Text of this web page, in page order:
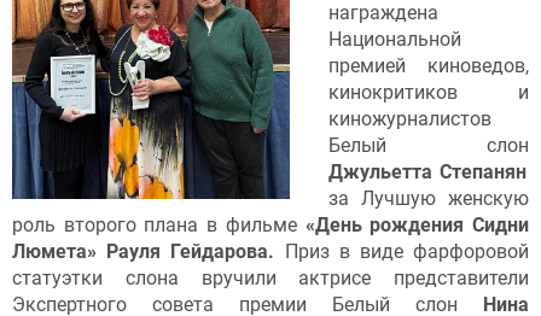
награждена
Национальной
премией киноведов,
кинокритиков и
киножурналистов
Белый слон
Джульетта Степанян
за Лучшую женскую
роль второго плана в фильме«День рождения Сидни
Люмета»
Рауля Гейдарова. Приз в виде фарфоровой
статуэтки слона вручили актрисе представители
Экспертного совета премии Белый слон
Нина